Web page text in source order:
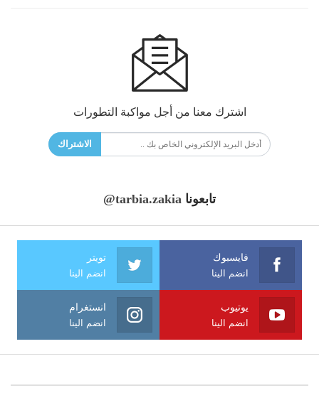
اشترك معنا من أجل مواكبة التطورات
الاشتراك
تابعونا @tarbia.zakia
فايسبوك
انضم الينا
تويتر
انضم الينا
يوتيوب
انضم الينا
انستغرام
انضم الينا